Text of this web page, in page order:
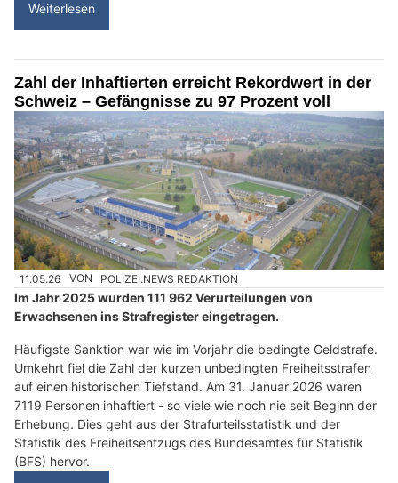
Weiterlesen
Zahl der Inhaftierten erreicht Rekordwert in der
Schweiz – Gefängnisse zu 97 Prozent voll
11.05.26 VON POLIZEI.NEWS REDAKTION
Im Jahr 2025 wurden 111 962 Verurteilungen von
Erwachsenen ins Strafregister eingetragen.
Häufigste Sanktion war wie im Vorjahr die bedingte Geldstrafe.
Umkehrt fiel die Zahl der kurzen unbedingten Freiheitsstrafen
auf einen historischen Tiefstand. Am 31. Januar 2026 waren
7119 Personen inhaftiert - so viele wie noch nie seit Beginn der
Erhebung. Dies geht aus der Strafurteilsstatistik und der
Statistik des Freiheitsentzugs des Bundesamtes für Statistik
(BFS) hervor.